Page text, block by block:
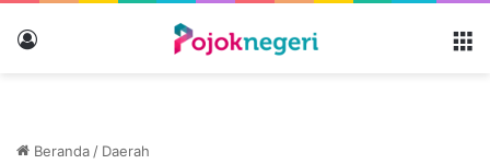
Beranda / Daerah